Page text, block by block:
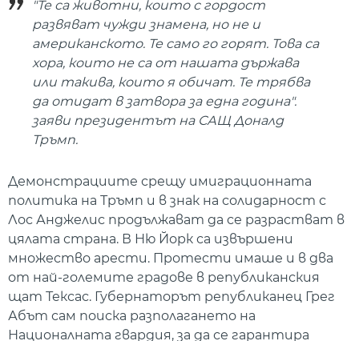
"Те са животни, които с гордост
развяват чужди знамена, но не и
американското. Те само го горят. Това са
хора, които не са от нашата държава
или такива, които я обичат. Те трябва
да отидат в затвора за една година".
заяви президентът на САЩ Доналд
Тръмп.
Демонстрациите срещу имиграционната
политика на Тръмп и в знак на солидарност с
Лос Анджелис продължават да се разрастват в
цялата страна. В Ню Йорк са извършени
множество арести. Протести имаше и в два
от най-големите градове в републиканския
щат Тексас. Губернаторът републиканец Грег
Абът сам поиска разполагането на
Националната гвардия, за да се гарантира